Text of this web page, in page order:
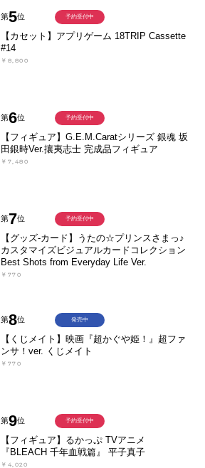
第5位
【カセット】アプリゲーム 18TRIP Cassette
#14
￥8,800
予約受付中
第6位
【フィギュア】G.E.M.Caratシリーズ 銀魂 坂
田銀時Ver.攘夷志士 完成品フィギュア
￥7,480
予約受付中
第7位
【グッズ-カード】うたの☆プリンスさまっ♪
カスタマイズビジュアルカードコレクション
Best Shots from Everyday Life Ver.
￥770
予約受付中
第8位
【くじメイト】映画『超かぐや姫！』超ファ
ンサ！ver. くじメイト
￥770
発売中
第9位
【フィギュア】るかっぷ TVアニメ
『BLEACH 千年血戦篇』 平子真子
￥4,020
予約受付中